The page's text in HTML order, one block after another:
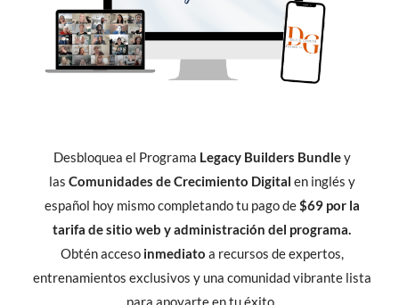
Desbloquea el Programa Legacy Builders Bundley
las Comunidades de Crecimiento Digital en inglés y
español hoy mismo completando tu pago de$69 por la
tarifa de sitio web y administración del programa.
Obtén acceso inmediato a recursos de expertos,
entrenamientos exclusivos y una comunidad vibrante lista
para apoyarte en tu éxito.